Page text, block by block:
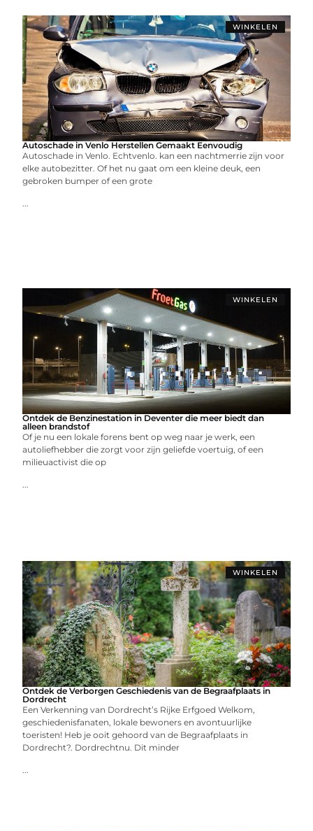
WINKELEN
Autoschade in Venlo Herstellen Gemaakt Eenvoudig
Autoschade in Venlo. Echtvenlo. kan een nachtmerrie zijn voor
elke autobezitter. Of het nu gaat om een kleine deuk, een
gebroken bumper of een grote
...
WINKELEN
Ontdek de Benzinestation in Deventer die meer biedt dan
alleen brandstof
Of je nu een lokale forens bent op weg naar je werk, een
autoliefhebber die zorgt voor zijn geliefde voertuig, of een
milieuactivist die op
...
WINKELEN
Ontdek de Verborgen Geschiedenis van de Begraafplaats in
Dordrecht
Een Verkenning van Dordrecht’s Rijke Erfgoed Welkom,
geschiedenisfanaten, lokale bewoners en avontuurlijke
toeristen! Heb je ooit gehoord van de Begraafplaats in
Dordrecht?. Dordrechtnu. Dit minder
...